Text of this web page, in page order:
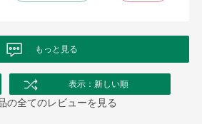
もっと見る
表示：新しい順
の全てのレビューを見る